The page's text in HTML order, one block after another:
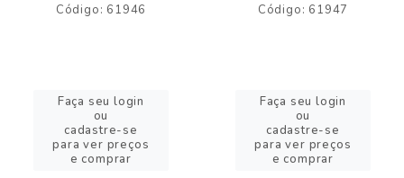
Código: 61946
Faça seu login
ou
cadastre-se
para ver preços
e comprar
Código: 61947
Faça seu login
ou
cadastre-se
para ver preços
e comprar